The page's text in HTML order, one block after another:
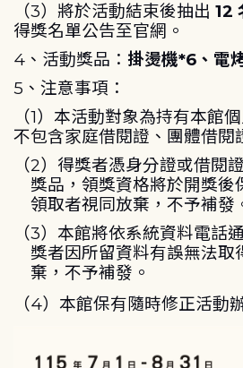
（3） 將於活動結束後抽出 12
得獎名單公告至官網。
4、活動獎品： 掛燙機*6、電
5、注意事項：
（1） 本活動對象為持有本館
不包含家庭借閱證、團體借閱
（2） 得獎者憑身分證或借閱
獎品，領獎資格將於開獎後
領取者視同放棄，不予補發
（3） 本館將依系統資料電話
獎者因所留資料有誤無法取
棄，不予補發。
（4） 本館保有隨時修正活動